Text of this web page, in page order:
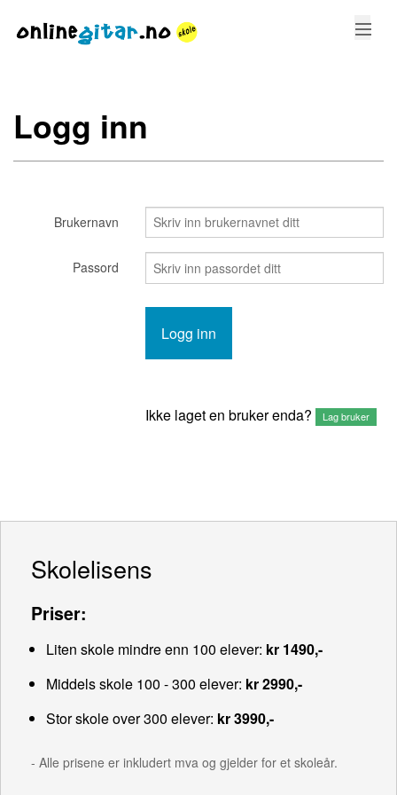
STEMMING
GREP
Logg inn
Brukernavn
Passord
Ikke laget en bruker enda? Lag bruker
Skolelisens
Priser:
Liten skole mindre enn 100 elever: kr 1490,-
Middels skole 100 - 300 elever: kr 2990,-
Stor skole over 300 elever: kr 3990,-
- Alle prisene er inkludert mva og gjelder for et skoleår.